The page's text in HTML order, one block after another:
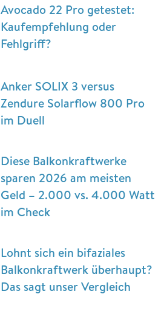
Avocado 22 Pro getestet:
Kaufempfehlung oder
Fehlgriff?
Anker SOLIX 3 versus
Zendure Solarflow 800 Pro
im Duell
Diese Balkonkraftwerke
sparen 2026 am meisten
Geld – 2.000 vs. 4.000 Watt
im Check
Lohnt sich ein bifaziales
Balkonkraftwerk überhaupt?
Das sagt unser Vergleich